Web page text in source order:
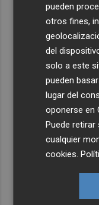
pueden
otros fines,
del
solo a este
pueden
lugar del
oponerse en
Puede
cualquier
cookies .